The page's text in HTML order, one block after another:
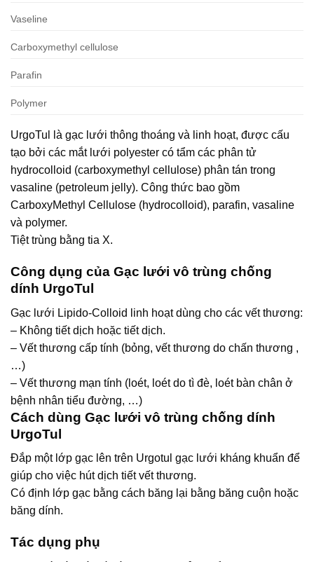
Vaseline
Carboxymethyl cellulose
Parafin
Polymer
UrgoTul là gạc lưới thông thoáng và linh hoạt, được cấu
tạo bởi các mắt lưới polyester có tẩm các phân tử
hydrocolloid (carboxymethyl cellulose) phân tán trong
vasaline (petroleum jelly). Công thức bao gồm
CarboxyMethyl Cellulose (hydrocolloid), parafin, vasaline
và polymer.
Tiệt trùng bằng tia X.
Công dụng của Gạc lưới vô trùng chống
dính UrgoTul
Gạc lưới Lipido-Colloid linh hoạt dùng cho các vết thương:
– Không tiết dịch hoặc tiết dịch.
– Vết thương cấp tính (bỏng, vết thương do chấn thương ,
…)
– Vết thương mạn tính (loét, loét do tì đè, loét bàn chân ở
bệnh nhân tiểu đường, …)
Cách dùng Gạc lưới vô trùng chống dính
UrgoTul
Đắp một lớp gạc lên trên Urgotul gạc lưới kháng khuẩn để
giúp cho việc hút dịch tiết vết thương.
Có định lớp gạc bằng cách băng lại bằng băng cuộn hoặc
băng dính.
Tác dụng phụ